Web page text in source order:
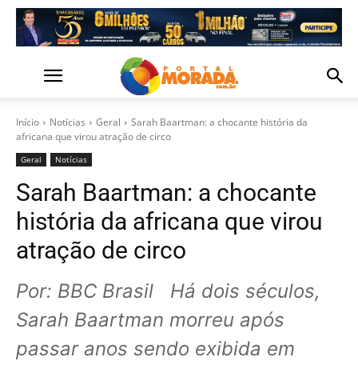
Início Notícias Geral
Sarah Baartman: a chocante história da
africana que virou atração de circo
Geral Notícias
Sarah Baartman: a chocante
história da africana que virou
atração de circo
Por: BBC Brasil Há dois séculos,
Sarah Baartman morreu após
passar anos sendo exibida em